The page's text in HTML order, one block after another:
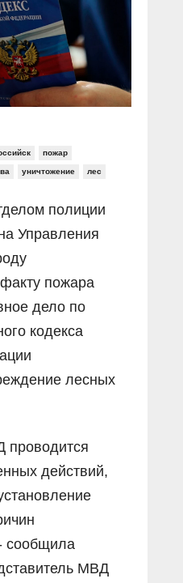
пожар
уничтожение лес
полиции
Управления
пожара
дело по
кодекса
лесных
проводится
действий,
сообщила
МВД